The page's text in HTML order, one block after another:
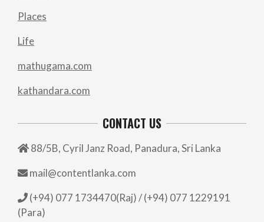
Places
Life
mathugama.com
kathandara.com
CONTACT US
88/5B, Cyril Janz Road, Panadura, Sri Lanka
mail@contentlanka.com
(+94) 077 1734470(Raj) / (+94) 077 1229191
(Para)